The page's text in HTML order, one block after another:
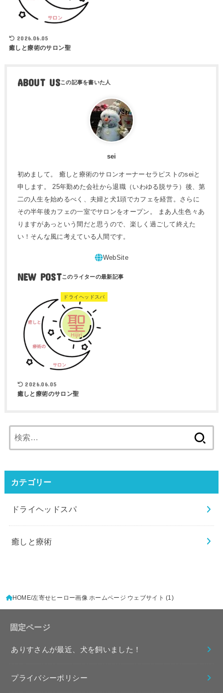
2026.06.05
癒しと療術のサロン聖
ABOUT US
sei
初めまして。 癒しと療術のサロンオーナーセラピストのseiと
申します。 25年勤めた会社から退職（いわゆる脱サラ）後、第
二の人生を始めるべく、夫婦と犬1頭でカフェを経営。さらに
その半年後カフェの一室でサロンをオープン。 まあ人生色々あ
りますがあっという間だと思うので、楽しく過ごして終えた
い！そんな風に考えている人間です。
NEW POST
ドライヘッドスパ
2026.06.05
癒しと療術のサロン聖
索:
カテゴリー
ドライヘッドスパ
癒しと療術
HOME 左寄せヒーロー画像 ホームページ ウェブサイト (1)
固定ページ
ありすさんが最近、犬を飼いました！
プライバシーポリシー